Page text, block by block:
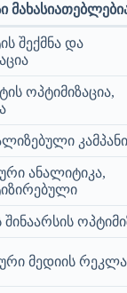
შექმნა და
ოპტიმიზაცია,
ანალიტიკა,
მედიის